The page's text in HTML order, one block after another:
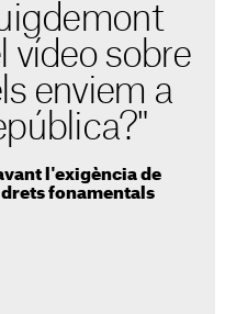
vídeo sobre
enviem a
l'exigència de
fonamentals